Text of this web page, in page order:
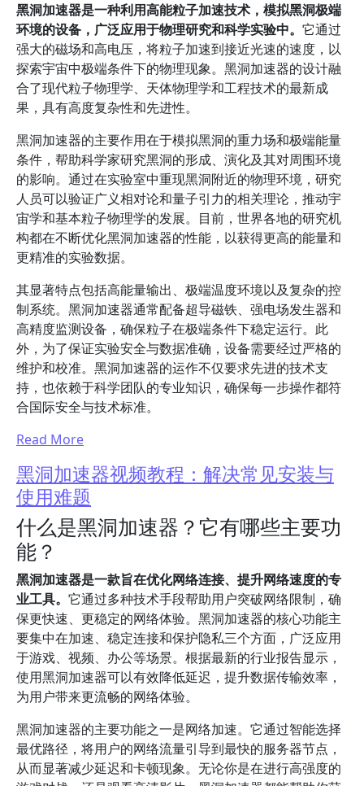
黑洞加速器是一种利用高能粒子加速技术，模拟黑洞极端
环境的设备，广泛应用于物理研究和科学实验中。 它通过
强大的磁场和高电压，将粒子加速到接近光速的速度，以
探索宇宙中极端条件下的物理现象。黑洞加速器的设计融
合了现代粒子物理学、天体物理学和工程技术的最新成
果，具有高度复杂性和先进性。
黑洞加速器的主要作用在于模拟黑洞的重力场和极端能量
条件，帮助科学家研究黑洞的形成、演化及其对周围环境
的影响。通过在实验室中重现黑洞附近的物理环境，研究
人员可以验证广义相对论和量子引力的相关理论，推动宇
宙学和基本粒子物理学的发展。目前，世界各地的研究机
构都在不断优化黑洞加速器的性能，以获得更高的能量和
更精准的实验数据。
其显著特点包括高能量输出、极端温度环境以及复杂的控
制系统。黑洞加速器通常配备超导磁铁、强电场发生器和
高精度监测设备，确保粒子在极端条件下稳定运行。此
外，为了保证实验安全与数据准确，设备需要经过严格的
维护和校准。黑洞加速器的运作不仅要求先进的技术支
持，也依赖于科学团队的专业知识，确保每一步操作都符
合国际安全与技术标准。
Read More
黑洞加速器视频教程：解决常见安装与
使用难题
什么是黑洞加速器？它有哪些主要功
能？
黑洞加速器是一款旨在优化网络连接、提升网络速度的专
业工具。 它通过多种技术手段帮助用户突破网络限制，确
保更快速、更稳定的网络体验。黑洞加速器的核心功能主
要集中在加速、稳定连接和保护隐私三个方面，广泛应用
于游戏、视频、办公等场景。根据最新的行业报告显示，
使用黑洞加速器可以有效降低延迟，提升数据传输效率，
为用户带来更流畅的网络体验。
黑洞加速器的主要功能之一是网络加速。它通过智能选择
最优路径，将用户的网络流量引导到最快的服务器节点，
从而显著减少延迟和卡顿现象。无论你是在进行高强度的